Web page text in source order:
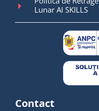
Lunar AI SKILLS
Contact